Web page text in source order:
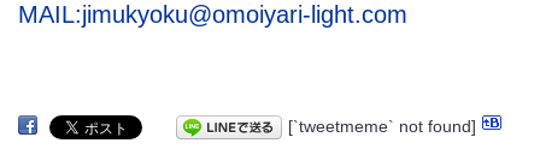
MAIL:jimukyoku@omoiyari-light.com
[`tweetmeme` not found]